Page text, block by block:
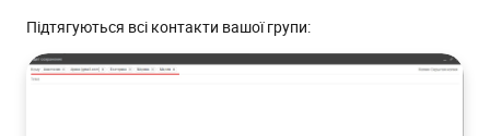
Підтягуються всі контакти вашої групи: